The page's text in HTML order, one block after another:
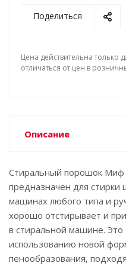
Поделиться
Цена действительна только
отличаться от цен в
Описание
Стиральный порошок Миф
предназначен для
машинах любого типа и
хорошо отстирывает и
в стиральной машине. Это
использованию новой
пенообразования,